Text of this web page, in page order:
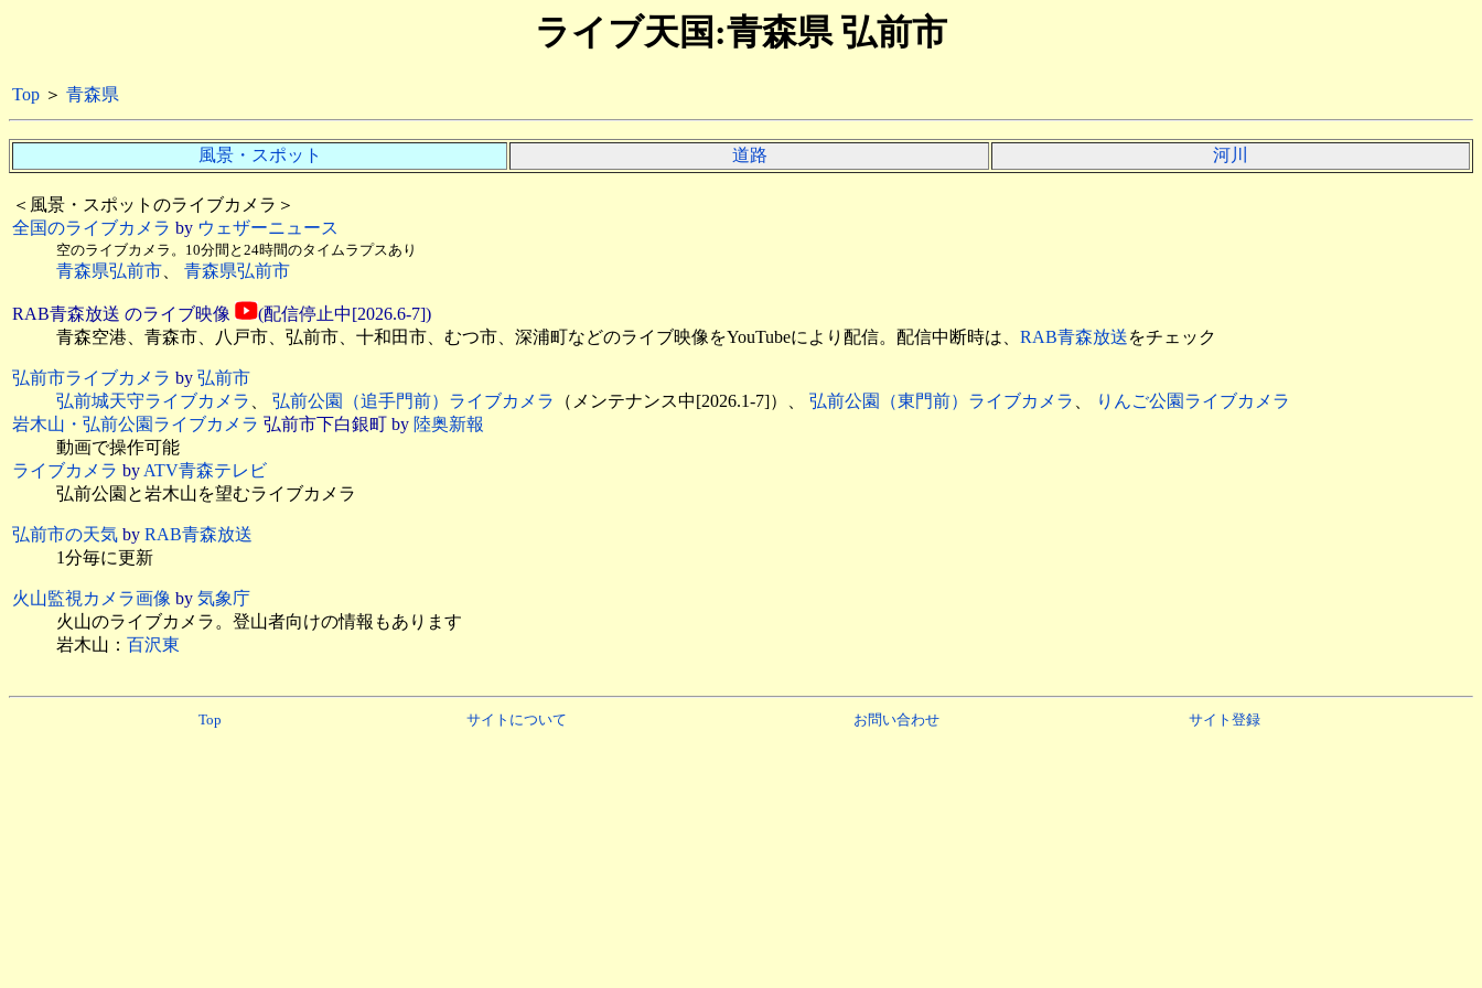
ライブ天国:青森県 弘前市
Top ＞ 青森県
風景・スポット 道路 河川
＜風景・スポットのライブカメラ＞
全国のライブカメラ by ウェザーニュース
空のライブカメラ。10分間と24時間のタイムラプスあり
青森県弘前市、 青森県弘前市
RAB青森放送 のライブ映像
(配信停止中[2026.6-7])
青森空港、青森市、八戸市、弘前市、十和田市、むつ市、深浦町などのライブ映像をYouTubeにより配信。配信中断時は、 RAB青森放送をチェック
弘前市ライブカメラ by 弘前市
弘前城天守ライブカメラ 、 弘前公園（追手門前）ライブカメラ （メンテナンス中[2026.1-7]）、 弘前公園（東門前）ライブカメラ 、
りんご公園ライブカメラ
岩木山・弘前公園ライブカメラ 弘前市下白銀町 by 陸奥新報
動画で操作可能
ライブカメラ byATV青森テレビ
弘前公園と岩木山を望むライブカメラ
弘前市の天気 by RAB青森放送
1分毎に更新
火山監視カメラ画像 by 気象庁
火山のライブカメラ。登山者向けの情報もあります
岩木山： 百沢東
Top サイトについて お問い合わせ サイト登録